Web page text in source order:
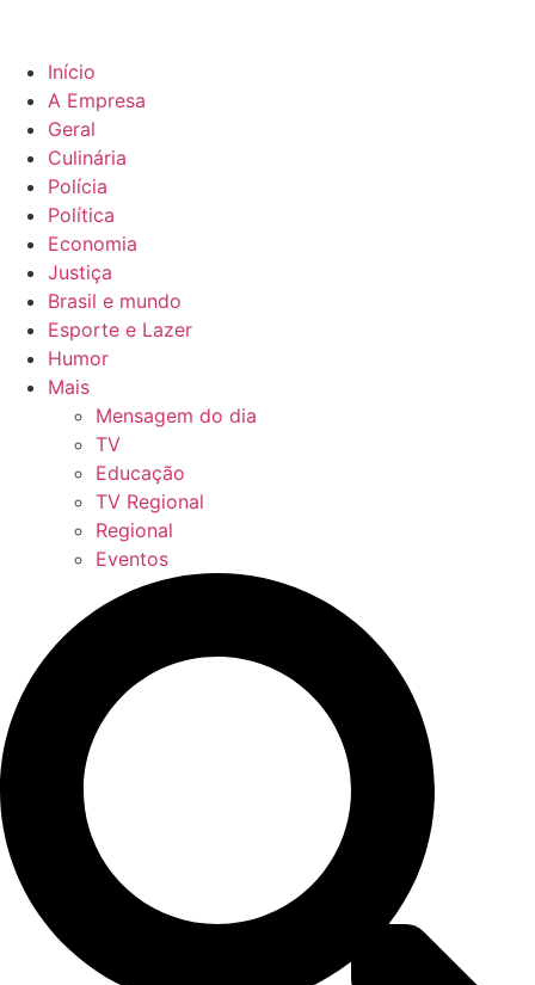
Início
A Empresa
Geral
Culinária
Polícia
Política
Economia
Justiça
Brasil e mundo
Esporte e Lazer
Humor
Mais
Mensagem do dia
TV
Educação
TV Regional
Regional
Eventos